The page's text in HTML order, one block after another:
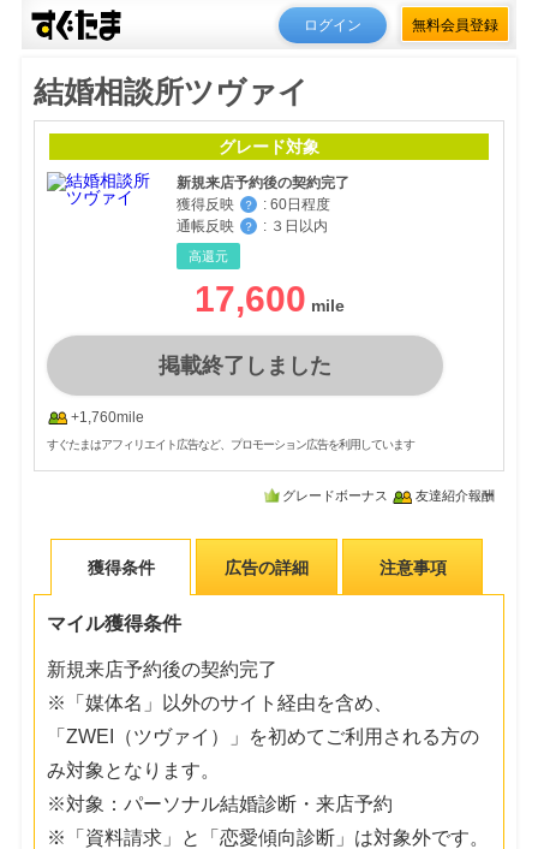
ログイン 無料会員登録
結婚相談所ツヴァイ
グレード対象
新規来店予約後の契約完了
獲得反映
？ : 60日程度
通帳反映
？ : ３日以内
高還元
17,600
掲載終了しました
+1,760mile
すぐたまはアフィリエイト広告など、プロモーション広告を利用しています
グレードボーナス 友達紹介報酬
獲得条件 広告の詳細 注意事項
マイル獲得条件
新規来店予約後の契約完了
※「媒体名」以外のサイト経由を含め、
「ZWEI（ツヴァイ）」を初めてご利用される方の
み対象となります。
※対象：パーソナル結婚診断・来店予約
※「資料請求」と「恋愛傾向診断」は対象外です。